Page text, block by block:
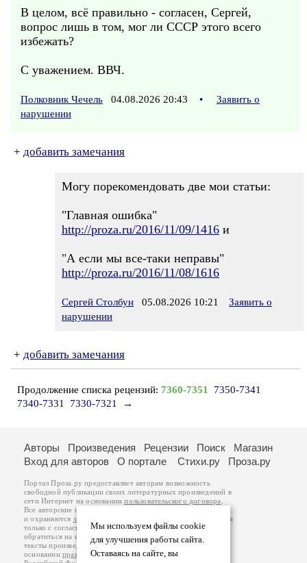
В целом, всё правильно - согласен, Сергей,
вопрос лишь в том, мог ли СССР этого всего
избежать?
С уважением. ВВЧ.
Полковник Чечель 04.08.2026 20:43 •
Заявить о
нарушении
+ добавить замечания
Могу порекомендовать две мои статьи:
"Главная ошибка"
http://proza.ru/2016/11/09/1416 и
"А если мы все-таки неправы"
http://proza.ru/2016/11/08/1616
Сергей Столбун 05.08.2026 10:21
Заявить о
нарушении
+ добавить замечания
Продолжение списка рецензий: 7360-7351
7350-7341
7340-7331
7330-7321 →
Мы используем файлы cookie
для улучшения работы сайта.
Оставаясь на сайте, вы
Авторы Произведения Рецензии Поиск
Магазин
Вход для авторов
О портале Стихи.ру Проза.ру
Портал Проза.ру предоставляет авторам возможность
свободной публикации своих литературных произведений в
сети Интернет на основаниипользовательского договора
Все авторские права на произведения принадлежат авторам
и охраняются законом
. Перепечатка произведений возможна
только с согласия его автора, к которому вы можете
обратиться на его авторской странице. Ответственность за
тексты произведений авторы несут самостоятельно на
основанииправил публикацииизаконодательства